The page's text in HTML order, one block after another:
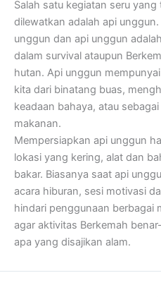
Salah satu kegiatan seru
dilewatkan adalah api
unggun dan api unggun
dalam survival ataupun
hutan. Api unggun
kita dari binatang buas,
keadaan bahaya, atau
makanan.
Mempersiapkan api unggun
lokasi yang kering, alat dan
bakar. Biasanya saat api
acara hiburan, sesi motivasi
hindari penggunaan berbagai
agar aktivitas Berkemah
apa yang disajikan alam.